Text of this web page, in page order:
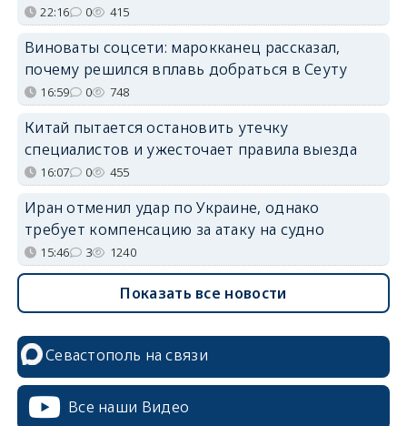
22:16 0 415
Виноваты соцсети: марокканец рассказал,
почему решился вплавь добраться в Сеуту
16:59 0 748
Китай пытается остановить утечку
специалистов и ужесточает правила выезда
16:07 0 455
Иран отменил удар по Украине, однако
требует компенсацию за атаку на судно
15:46 3 1240
Показать все новости
Севастополь на связи
Все наши Видео